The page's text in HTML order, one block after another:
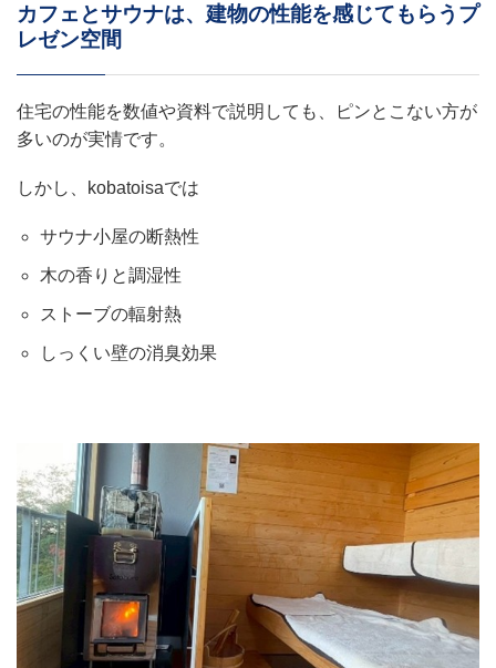
カフェとサウナは、建物の性能を感じてもらうプ
レゼン空間
住宅の性能を数値や資料で説明しても、ピンとこない方が
多いのが実情です。
しかし、kobatoisaでは
サウナ小屋の断熱性
木の香りと調湿性
ストーブの輻射熱
しっくい壁の消臭効果